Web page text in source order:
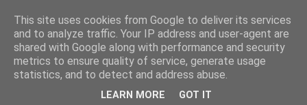
Où comment tuer le temps utilement
This site uses cookies from Google to deliver its services
and to analyze traffic. Your IP address and user-agent are
shared with Google along with performance and security
metrics to ensure quality of service, generate usage
statistics, and to detect and address abuse.
LEARN MORE GOT IT